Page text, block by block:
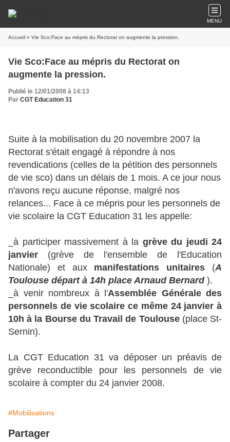
MENU
Accueil » Vie Sco:Face au mépris du Rectorat on augmente la pression.
Vie Sco:Face au mépris du Rectorat on
augmente la pression.
Publié le 12/01/2008 à 14:13
Par CGT Education 31
Suite à la mobilisation du 20 novembre 2007 la
Rectorat s'était engagé à répondre à nos
revendications (celles de la pétition des personnels
de vie sco) dans un délais de 1 mois. A ce jour nous
n'avons reçu aucune réponse, malgré nos
relances... Face à ce mépris pour les personnels de
vie scolaire la CGT Education 31 les appelle:
_à participer massivement à la grève du jeudi 24
janvier (grève de l'ensemble de l'Education
Nationale) et aux manifestations unitaires (A
Toulouse départ à 14h place Arnaud Bernard).
_à venir nombreux à l'Assemblée Générale des
personnels de vie scolaire ce même 24 janvier à
10h à la Bourse du Travail de Toulouse(place St-
Sernin).
La CGT Education 31 va déposer un préavis de
grève reconductible pour les personnels de vie
scolaire à compter du 24 janvier 2008.
#Mobilisations
Partager